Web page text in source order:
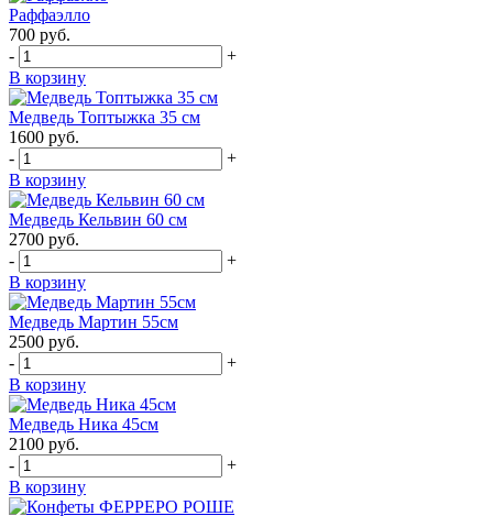
Раффаэлло
700 руб.
-
+
В корзину
Медведь Топтыжка 35 см
1600 руб.
-
+
В корзину
Медведь Кельвин 60 см
2700 руб.
-
+
В корзину
Медведь Мартин 55см
2500 руб.
-
+
В корзину
Медведь Ника 45см
2100 руб.
-
+
В корзину